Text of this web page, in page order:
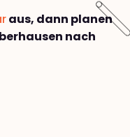
aus, dann planen
nach